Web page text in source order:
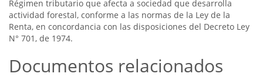
Régimen tributario que afecta a sociedad que desarrolla
actividad forestal, conforme a las normas de la Ley de la
Renta, en concordancia con las disposiciones del Decreto Ley
N° 701, de 1974.
Documentos relacionados